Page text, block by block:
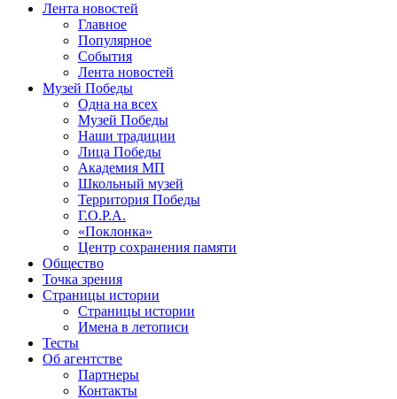
Лента новостей
Главное
Популярное
События
Лента новостей
Музей Победы
Одна на всех
Музей Победы
Наши традиции
Лица Победы
Академия МП
Школьный музей
Территория Победы
Г.О.Р.А.
«Поклонка»
Центр сохранения памяти
Общество
Точка зрения
Страницы истории
Страницы истории
Имена в летописи
Тесты
Об агентстве
Партнеры
Контакты